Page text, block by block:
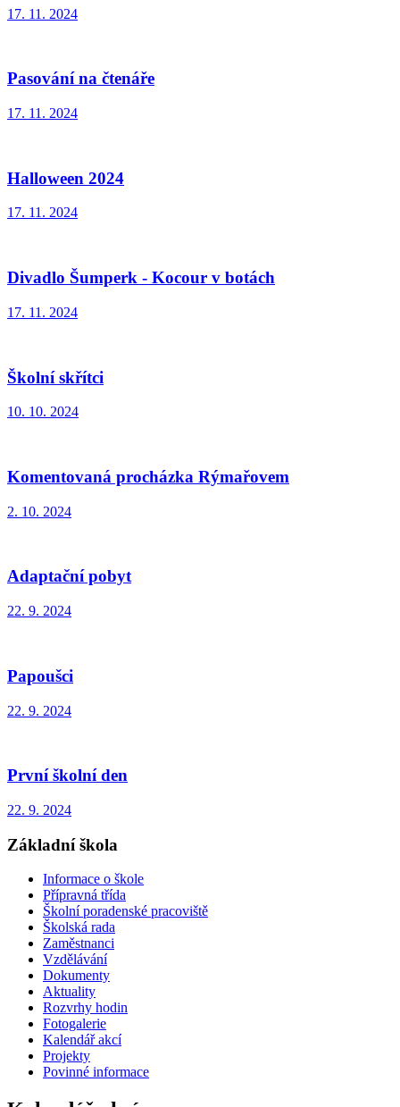
17. 11. 2024
Pasování na čtenáře
17. 11. 2024
Halloween 2024
17. 11. 2024
Divadlo Šumperk - Kocour v botách
17. 11. 2024
Školní skřítci
10. 10. 2024
Komentovaná procházka Rýmařovem
2. 10. 2024
Adaptační pobyt
22. 9. 2024
Papoušci
22. 9. 2024
První školní den
22. 9. 2024
Základní škola
Informace o škole
Přípravná třída
Školní poradenské pracoviště
Školská rada
Zaměstnanci
Vzdělávání
Dokumenty
Aktuality
Rozvrhy hodin
Fotogalerie
Kalendář akcí
Projekty
Povinné informace